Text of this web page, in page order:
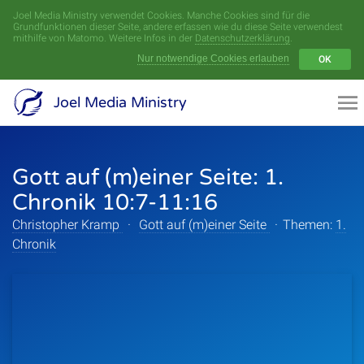
Joel Media Ministry verwendet Cookies. Manche Cookies sind für die
Grundfunktionen dieser Seite, andere erfassen wie du diese Seite verwendest
mithilfe von Matomo. Weitere Infos in der Datenschutzerklärung.
Nur notwendige Cookies erlauben
OK
Joel Media Ministry
Gott auf (m)einer Seite: 1.
Chronik 10:7-11:16
Christopher Kramp · Gott auf (m)einer Seite · Themen: 1.
Chronik
Menü
Videoarchiv
Serien